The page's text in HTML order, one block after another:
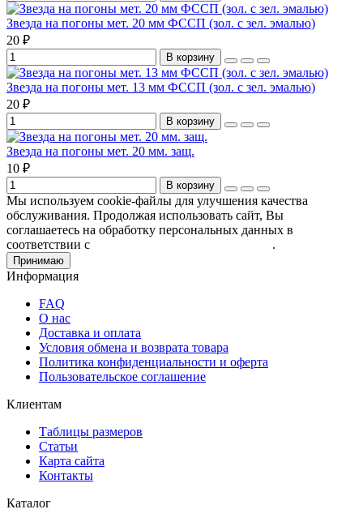
Звезда на погоны мет. 20 мм ФССП (зол. с зел. эмалью)
20 ₽
В корзину
Звезда на погоны мет. 13 мм ФССП (зол. с зел. эмалью)
20 ₽
В корзину
Звезда на погоны мет. 20 мм. защ.
10 ₽
В корзину
Мы используем cookie-файлы для улучшения качества
обслуживания. Продолжая использовать сайт, Вы
соглашаетесь на обработку персональных данных в
соответствии с
.
Принимаю
Информация
FAQ
О нас
Доставка и оплата
Условия обмена и возврата товара
Политика конфиденциальности и оферта
Пользовательское соглашение
Клиентам
Таблицы размеров
Статьи
Карта сайта
Контакты
Каталог